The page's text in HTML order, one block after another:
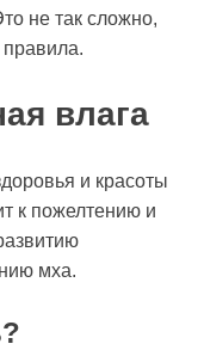
не так сложно,
правила.
влага
и красоты
к пожелтению и
мха.